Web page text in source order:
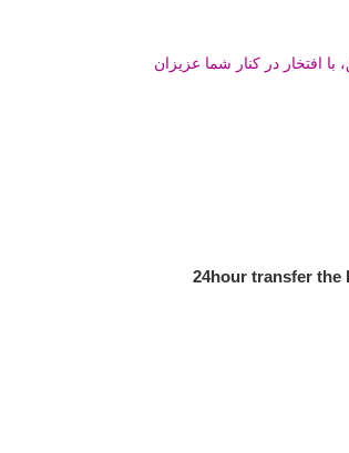
افتخار در کنار شما عزیزان